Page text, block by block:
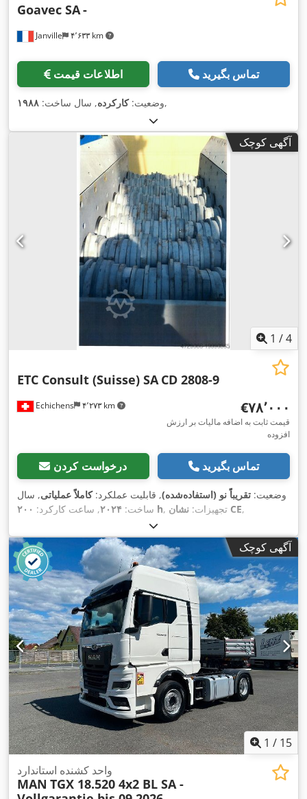
Janville ۴٬۶۳۳ km
Goavec SA-
اطلاعات قیمت تماس بگیرید
وضعیت:کارکرده, سال ساخت: ۱۹۸۸ ,
آگهی کوچک
1 /4
Echichens ۴٬۲۷۳ km
ETC Consult (Suisse) SA CD 2808-9
‎€۷۸٬۰۰۰
قیمت ثابت به اضافه مالیات بر ارزش
افزوده
درخواست کردن تماس بگیرید
وضعیت: تقریباً نو (استفاده‌شده), قابلیت عملکرد:کاملاً عملیاتی, سال
ساخت: ۲۰۲۴, ساعت کارکرد: ۲۰۰ h , تجهیزات: نشان CE,
آگهی کوچک
1 / 15
واحد کشنده استاندارد
MAN TGX 18.520 4x2 BL SA -